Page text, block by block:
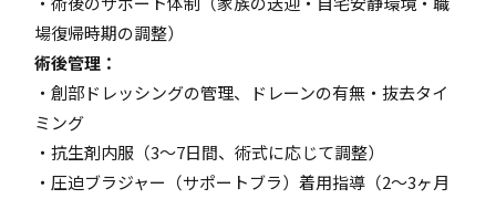
場復帰時期の調整）
術後管理：
・創部ドレッシングの管理、ドレーンの有無・抜去タイ
ミング
・抗生剤内服（3〜7日間、術式に応じて調整）
・圧迫ブラジャー（サポートブラ）着用指導（2〜3ヶ月